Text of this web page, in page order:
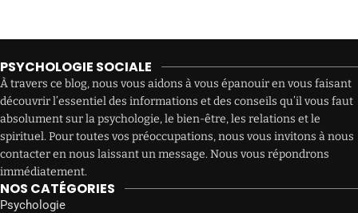
PSYCHOLOGIE SOCIALE
À travers ce blog, nous vous aidons à vous épanouir en vous faisant
découvrir l’essentiel des informations et des conseils qu’il vous faut
absolument sur la psychologie, le bien-être, les relations et le
spirituel. Pour toutes vos préoccupations, nous vous invitons à nous
contacter en nous laissant un message. Nous vous répondrons
immédiatement.
NOS CATÉGORIES
Psychologie